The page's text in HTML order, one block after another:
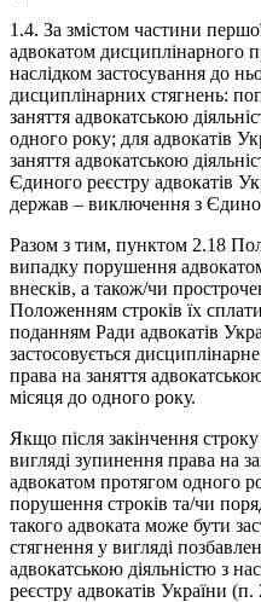
1.4. За змістом частини
адвокатом дисциплінарного
наслідком застосування до
дисциплінарних стягнень:
заняття адвокатською
одного року; для адвокатів
заняття адвокатською
Єдиного реєстру адвокатів
держав – виключення з
Разом з тим, пунктом 2.18
випадку порушення
внесків, а також/чи
Положенням строків їх
поданням Ради адвокатів
застосовується
права на заняття
місяця до одного року.
Якщо після закінчення
вигляді зупинення права на
адвокатом протягом одного
порушення строків та/чи
такого адвоката може бути
стягнення у вигляді
адвокатською діяльністю з
реєстру адвокатів України